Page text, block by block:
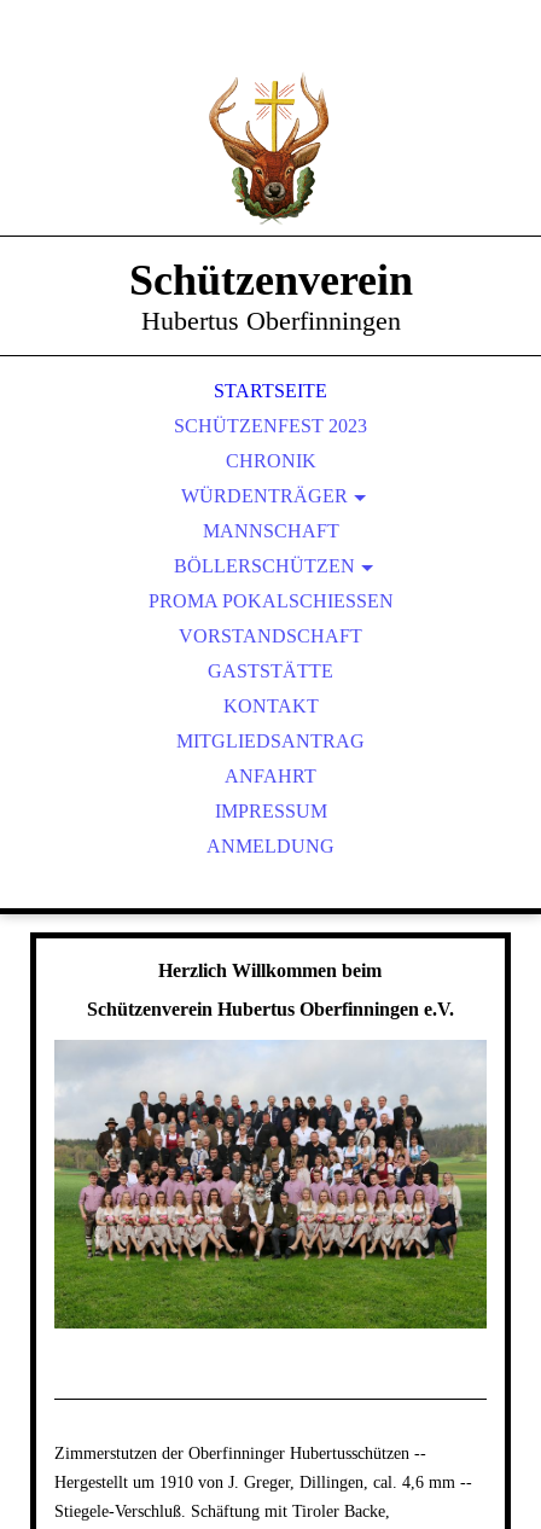
Schützenverein
Hubertus Oberfinningen
STARTSEITE
SCHÜTZENFEST 2023
CHRONIK
WÜRDENTRÄGER
SCHÜTZENKÖNIGE
VEREINSMEISTER
MANNSCHAFT
BÖLLERSCHÜTZEN
OKTOBERFEST & BÖLLERSCHIESSEN
BILDER HUBERTUSMESSE
VIDEO NEUJAHRSBÖLLERN
BILDER BÖLLER
PROMA POKALSCHIESSEN
VORSTANDSCHAFT
GASTSTÄTTE
KONTAKT
MITGLIEDSANTRAG
ANFAHRT
IMPRESSUM
ANMELDUNG
Herzlich Willkommen beim
Schützenverein Hubertus Oberfinningen e.V.
Zimmerstutzen der Oberfinninger Hubertusschützen --
Hergestellt um 1910 von J. Greger, Dillingen, cal. 4,6 mm --
Stiegele-Verschluß. Schäftung mit Tiroler Backe,